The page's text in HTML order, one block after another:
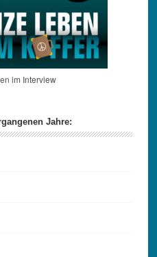
im Interview
Jahre: